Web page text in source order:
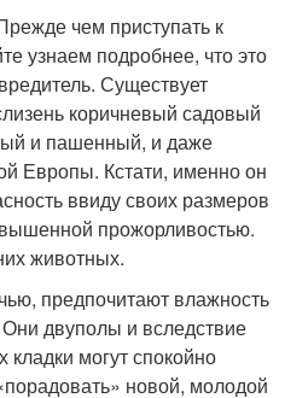
чем приступать к
узнаем подробнее, что это
Существует
коричневый садовый
и пашенный, и даже
Европы. Кстати, именно он
ввиду своих размеров
прожорливостью.
животных.
предпочитают влажность
двуполы и вследствие
могут спокойно
новой, молодой